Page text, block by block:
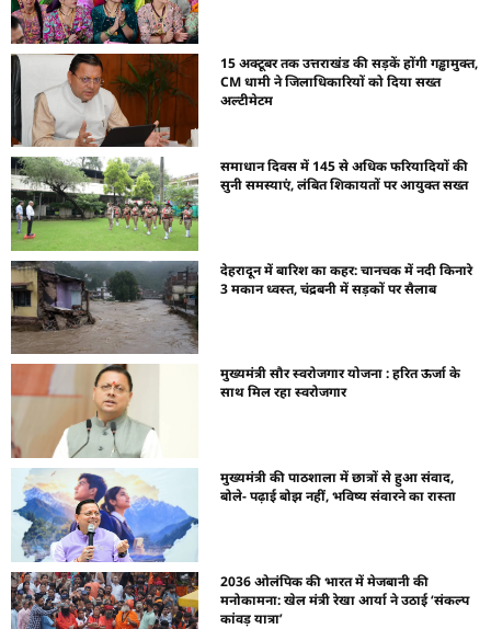
15 अक्टूबर तक उत्तराखंड की सड़कें होंगी गड्ढामुक्त,
CM धामी ने जिलाधिकारियों को दिया सख्त
अल्टीमेटम
समाधान दिवस में 145 से अधिक फरियादियों की
सुनी समस्याएं, लंबित शिकायतों पर आयुक्त सख्त
देहरादून में बारिश का कहर: चानचक में नदी किनारे
3 मकान ध्वस्त, चंद्रबनी में सड़कों पर सैलाब
मुख्यमंत्री सौर स्वरोजगार योजना : हरित ऊर्जा के
साथ मिल रहा स्वरोजगार
मुख्यमंत्री की पाठशाला में छात्रों से हुआ संवाद,
बोले- पढ़ाई बोझ नहीं, भविष्य संवारने का रास्ता
2036 ओलंपिक की भारत में मेजबानी की
मनोकामना: खेल मंत्री रेखा आर्या ने उठाई ‘संकल्प
कांवड़ यात्रा’